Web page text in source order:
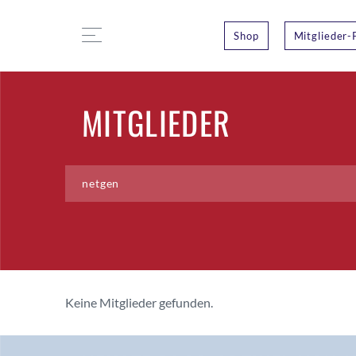
Shop Mitglieder-
MITGLIEDER
Keine Mitglieder gefunden.